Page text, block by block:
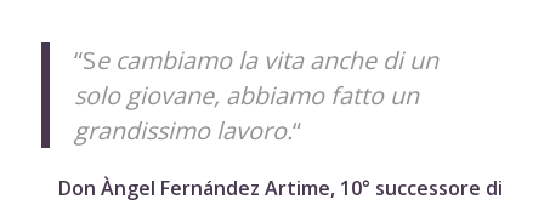
“Se cambiamo la vita anche di un
solo giovane, abbiamo fatto un
grandissimo lavoro.“
Don Àngel Fernández Artime, 10° successore di